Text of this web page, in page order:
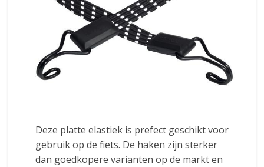
Deze platte elastiek is prefect geschikt voor
gebruik op de fiets. De haken zijn sterker
dan goedkopere varianten op de markt en